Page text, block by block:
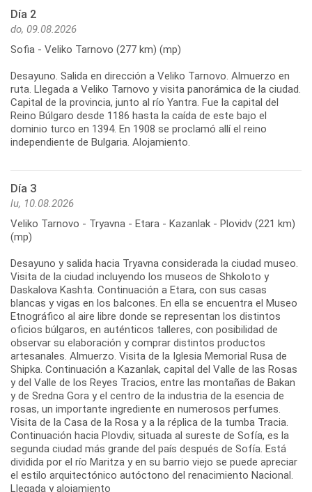
Día 2
do, 09.08.2026
Sofia - Veliko Tarnovo (277 km) (mp)
Desayuno. Salida en dirección a Veliko Tarnovo. Almuerzo en
ruta. Llegada a Veliko Tarnovo y visita panorámica de la ciudad.
Capital de la provincia, junto al río Yantra. Fue la capital del
Reino Búlgaro desde 1186 hasta la caída de este bajo el
dominio turco en 1394. En 1908 se proclamó allí el reino
Día 3
lu, 10.08.2026
Veliko Tarnovo - Tryavna - Etara - Kazanlak - Plovidv (221 km)
(mp)
Desayuno y salida hacia Tryavna considerada la ciudad museo.
Visita de la ciudad incluyendo los museos de Shkoloto y
Daskalova Kashta. Continuación a Etara, con sus casas
blancas y vigas en los balcones. En ella se encuentra el Museo
Etnográfico al aire libre donde se representan los distintos
oficios búlgaros, en auténticos talleres, con posibilidad de
observar su elaboración y comprar distintos productos
artesanales. Almuerzo. Visita de la Iglesia Memorial Rusa de
Shipka. Continuación a Kazanlak, capital del Valle de las Rosas
y del Valle de los Reyes Tracios, entre las montañas de Bakan
y de Sredna Gora y el centro de la industria de la esencia de
rosas, un importante ingrediente en numerosos perfumes.
Visita de la Casa de la Rosa y a la réplica de la tumba Tracia.
Continuación hacia Plovdiv, situada al sureste de Sofía, es la
segunda ciudad más grande del país después de Sofía. Está
dividida por el río Maritza y en su barrio viejo se puede apreciar
el estilo arquitectónico autóctono del renacimiento Nacional.